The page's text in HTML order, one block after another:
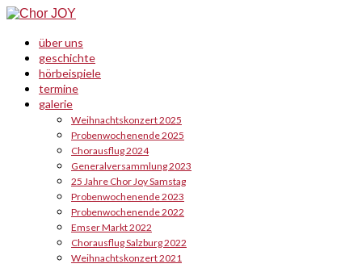
über uns
geschichte
hörbeispiele
termine
galerie
Weihnachtskonzert 2025
Probenwochenende 2025
Chorausflug 2024
Generalversammlung 2023
25 Jahre Chor Joy Samstag
Probenwochenende 2023
Probenwochenende 2022
Emser Markt 2022
Chorausflug Salzburg 2022
Weihnachtskonzert 2021